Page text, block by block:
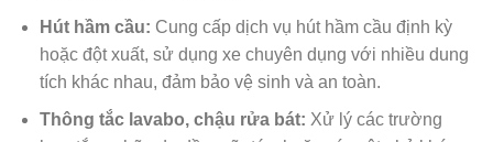
Hút hầm cầu: Cung cấp dịch vụ hút hầm cầu định kỳ
hoặc đột xuất, sử dụng xe chuyên dụng với nhiều dung
tích khác nhau, đảm bảo vệ sinh và an toàn.
Thông tắc lavabo, chậu rửa bát: Xử lý các trường